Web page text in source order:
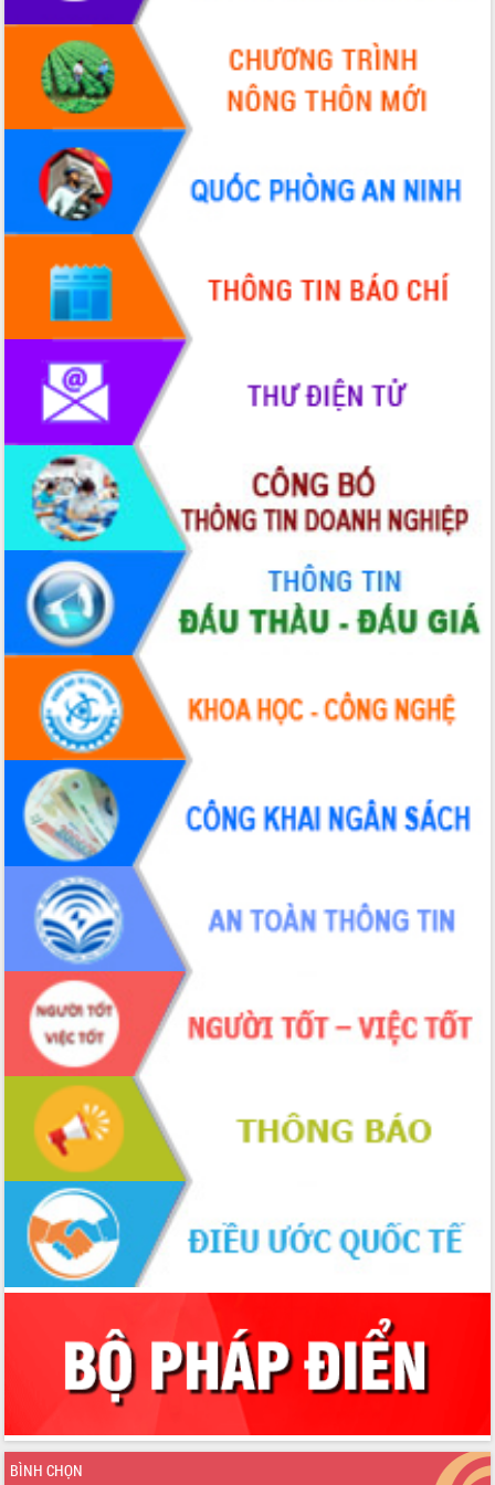
hiện nhiệm vụ quản lý tài sản công
hàng tuần
Tháo gỡ những vướng mắc, đẩy mạnh
công tác cải cách thủ tục hành chính
tại Trung tâm Phục vụ hành chính
công tỉnh
Đắk Lắk: Tôn vinh 46 giải pháp tại Hội
thi Sáng tạo Kỹ thuật 2024 - 2025
Đắk Lắk rà soát, điều chỉnh Đề án 190
về phát triển nuôi trồng thủy sản
Phó Chủ tịch UBND tỉnh Đắk Lắk
Trương Công Thái kiểm tra thực địa
Dự án cao tốc Khánh Hòa - Buôn Ma
Thuột
Định vị cà phê Việt Nam như một “di
sản sống” trong dòng chảy toàn cầu
Xây dựng nông thôn mới: Nâng cao đời
sống người dân từ những mô hình thiết
thực
Quyết liệt tháo gỡ vướng mắc, đẩy
nhanh tiến độ các dự án trọng điểm
trong Khu kinh tế Nam Phú Yên
Hòn Yến phát triển du lịch gắn với bảo
tồn biển
Lấy ý kiến điều chỉnh Quy hoạch tỉnh
Đắk Lắk thời kỳ 2021-2030, tầm nhìn
đến năm 2050
Phát động chiến dịch 30 ngày đêm
giải phóng mặt bằng Tuyến đường bộ
ven biển
Đắk Lắk nỗ lực thúc đẩy tăng trưởng
kinh tế từ 10% trở lên trong Quý
II/2026
Đắk Lắk ký kết thỏa thuận hợp tác về
chuyển đổi số giai đoạn 2026 – 2030
với Tập đoàn Bưu chính Viễn thông
Việt Nam
Thứ trưởng Bộ Y tế làm việc với tỉnh
Đắk Lắk về phát triển nhân lực y tế
cho trạm y tế cấp xã
Du lịch Đắk Lắk nâng tầm trải nghiệm
du khách thông qua Hệ thống cơ sở dữ
liệu và Bản đồ số
Tập huấn ứng dụng trí tuệ nhân tạo (AI)
trong thương mại điện tử năm 2026
Đoàn đại biểu Quốc hội tỉnh Đắk Lắk
trao đổi thông tin trước Kỳ họp thứ
nhất, Quốc hội khóa XVI
Quyết liệt cải cách hành chính, khơi
thông nguồn lực phát triển
Nâng cao hiệu lực, hiệu quả HĐND
tỉnh thông qua hiện đại hóa hành chính
Xã Ea Phê gắn cải cách hành chính với
chuyển đổi số
Phó Chủ tịch Thường trực UBND tỉnh
Hồ Thị Nguyên Thảo làm việc tại Trung
tâm Phục vụ hành chính công xã Ea
Xây dựng nền hành chính số đồng
hành cùng nông dân dân, doanh nghiệp
Giai đoạn 2026-2030, Đắk Lắk phấn
BÌNH CHỌN